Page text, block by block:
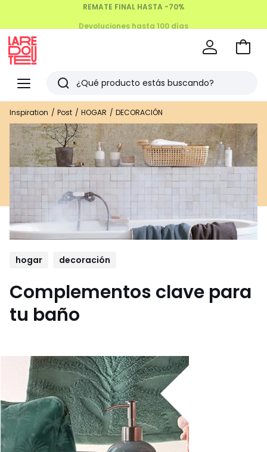
Menu
Redoute
Buscar
Últimos
artículos
vistos
Ir
Inspiration Post HOGAR DECORACIÓN
hogar decoración
Complementos clave para
tu baño